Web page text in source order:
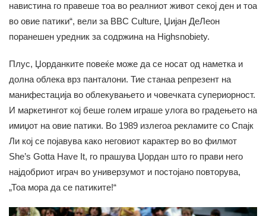
навистина го правеше тоа во реалниот живот секој ден и тоа
во овие патики“, вели за BBC Culture, Џијан ДеЛеон
поранешен уредник за содржина на Highsnobiety.
Плус, Џорданките повеќе може да се носат од наметка и
долна облека врз панталони. Тие станаа репрезент на
манифестација во облекувањето и човечката супериорност.
И маркетингот кој беше голем играше улога во градењето на
имиџот на овие патики. Во 1989 излегоа рекламите со Спајк
Ли кој се појавува како неговиот карактер во во филмот
She’s Gotta Have It, го прашува Џордан што го прави него
најдобриот играч во универзумот и постојано повторува,
„Тоа мора да се патиките!“